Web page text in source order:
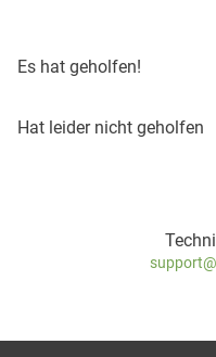
Es hat geholfen!
Hat leider nicht geholfen